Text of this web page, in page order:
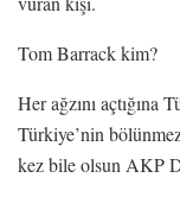
Tom Barrack kim?
Her ağzını açtığına
Türkiye’nin
kez bile olsun AKP